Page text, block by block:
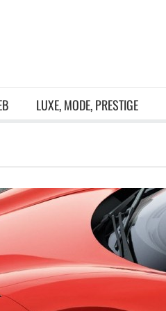
LUXE, MODE, PRESTIGE